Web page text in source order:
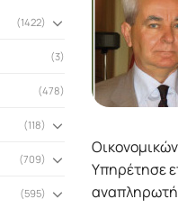
(1422)
(3)
(478)
(118)
(709)
(595)
Υπηρέτησε